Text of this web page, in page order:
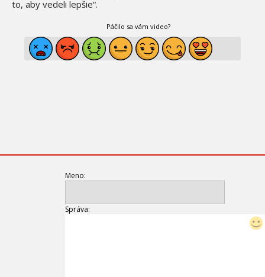
to, aby vedeli lepšie“.
Páčilo sa vám video?
Meno:
Správa: